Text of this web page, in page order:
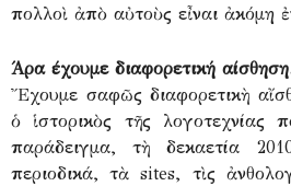
πολλοὶ ἀπὸ αὐτοὺς εἶναι ἀκόμη
Άρα έχουμε διαφορετική
Ἔχουμε σαφῶς διαφορετικὴ
ὁ ἱστορικὸς τῆς λογοτεχνίας
παράδειγμα, τὴ δεκαετία
περιοδικά, τὰ sites, τὶς